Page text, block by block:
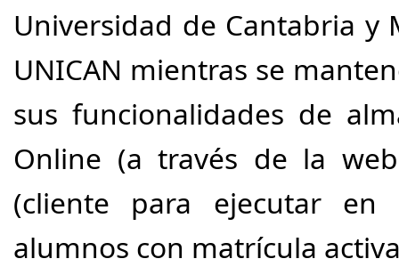
Universidad de Cantabria y
UNICAN mientras se
sus funcionalidades de
Online (a través de la
(cliente para ejecutar en
alumnos con matrícula